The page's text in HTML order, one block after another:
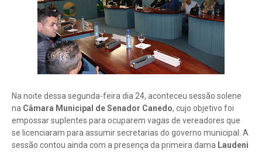
Na noite dessa segunda-feira dia 24, aconteceu sessão solene
na Câmara Municipal de Senador Canedo, cujo objetivo foi
empossar suplentes para ocuparem vagas de vereadores que
se licenciaram para assumir secretarias do governo municipal. A
sessão contou ainda com a presença da primeira dama Laudeni